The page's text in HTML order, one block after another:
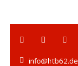
info@htb62.de